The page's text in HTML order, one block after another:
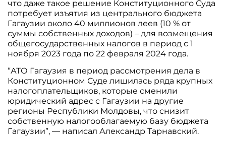
что даже такое решение Конституционного Суда
потребует изъятия из центрального бюджета
Гагаузии около 40 миллионов леев (10 % от
суммы собственных доходов) – для возмещения
общегосударственных налогов в период с 1
ноября 2023 года по 22 февраля 2024 года.
“АТО Гагаузия в период рассмотрения дела в
Конституционном Суде лишилась ряда крупных
налогоплательщиков, которые сменили
юридический адрес с Гагаузии на другие
регионы Республики Молдовы, что снизит
собственную налогооблагаемую базу бюджета
Гагаузии”, — написал Александр Тарнавский.